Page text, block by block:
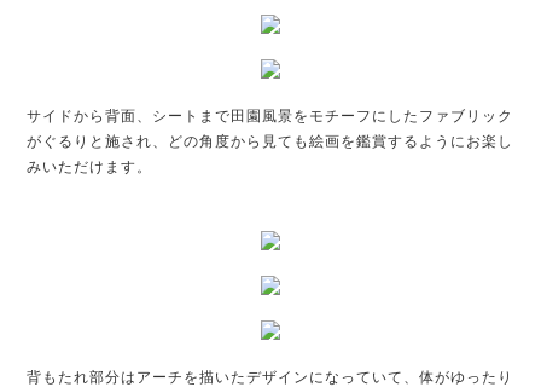
サイドから背面、シートまで田園風景をモチーフにしたファブリック
がぐるりと施され、どの角度から見ても絵画を鑑賞するようにお楽し
みいただけます。
背もたれ部分はアーチを描いたデザインになっていて、体がゆったり